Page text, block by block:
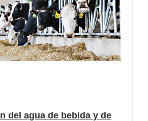
del agua de bebida y de